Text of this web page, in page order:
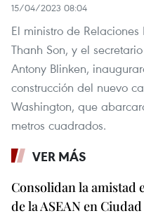
15/04/2023 08:04
El ministro de
Thanh Son, y el
Antony Blinken,
construcción del nuevo
Washington, que
metros cuadrados.
VER MÁS
Consolidan la amistad
de la ASEAN en